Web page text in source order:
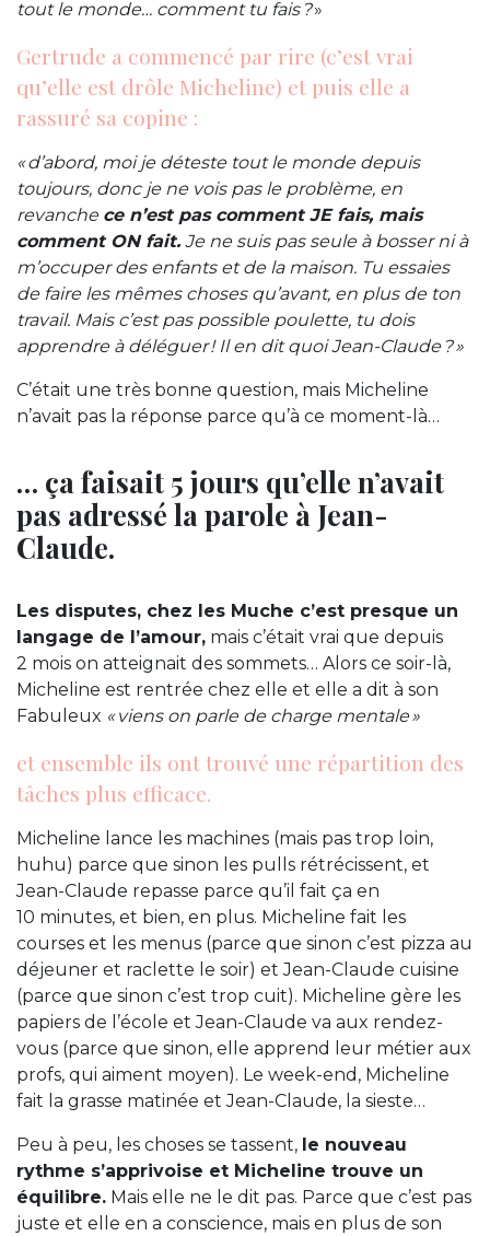
tout le monde… comment tu fais ?»
Gertrude a commencé par rire (c’est vrai
qu’elle est drôle Micheline) et puis elle a
rassuré sa copine :
« d’abord, moi je déteste tout le monde depuis
toujours, donc je ne vois pas le problème, en
revanche ce n’est pas comment JE fais, mais
comment ON fait. Je ne suis pas seule à bosser ni à
m’occuper des enfants et de la maison. Tu essaies
de faire les mêmes choses qu’avant, en plus de ton
travail. Mais c’est pas possible poulette, tu dois
apprendre à déléguer ! Il en dit quoi Jean-Claude ? »
C’était une très bonne question, mais Micheline
n’avait pas la réponse parce qu’à ce moment-là…
… ça faisait 5 jours qu’elle n’avait
pas adressé la parole à Jean-
Claude.
Les disputes, chez les Muche c’est presque un
langage de l’amour, mais c’était vrai que depuis
2 mois on atteignait des sommets… Alors ce soir-là,
Micheline est rentrée chez elle et elle a dit à son
Fabuleux « viens on parle de charge mentale »
et ensemble ils ont trouvé une répartition des
tâches plus efficace.
Micheline lance les machines (mais pas trop loin,
huhu) parce que sinon les pulls rétrécissent, et
Jean-Claude repasse parce qu’il fait ça en
10 minutes, et bien, en plus. Micheline fait les
courses et les menus (parce que sinon c’est pizza au
déjeuner et raclette le soir) et Jean-Claude cuisine
(parce que sinon c’est trop cuit). Micheline gère les
papiers de l’école et Jean-Claude va aux rendez-
vous (parce que sinon, elle apprend leur métier aux
profs, qui aiment moyen). Le week-end, Micheline
fait la grasse matinée et Jean-Claude, la sieste…
Peu à peu, les choses se tassent, le nouveau
rythme s’apprivoise et Micheline trouve un
équilibre. Mais elle ne le dit pas. Parce que c’est pas
juste et elle en a conscience, mais en plus de son